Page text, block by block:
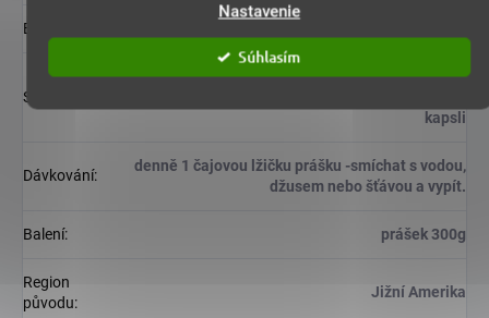
Nastavenie
Súhlasím
EAN
Složení
prášek ze sušené drcené vnitřní kůry Řemdiháku
kapsli
Dávkování:
denně 1 čajovou lžičku prášku -smíchat s vodou,
džusem nebo šťávou a vypít.
Balení: prášek 300g
Region
původu:
Jižní Amerika